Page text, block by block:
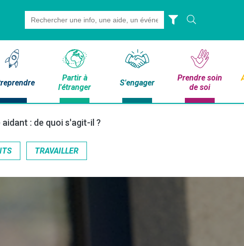
Search
for:
Partir à
l'étranger
S'engager
Prendre soin
de soi
aidant : de quoi s'agit-il ?
TRAVAILLER